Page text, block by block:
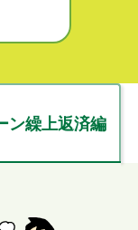
ン繰上返済編